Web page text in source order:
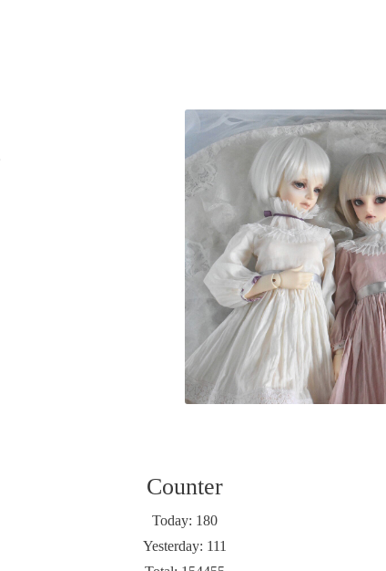
Counter
Today: 180
Yesterday: 111